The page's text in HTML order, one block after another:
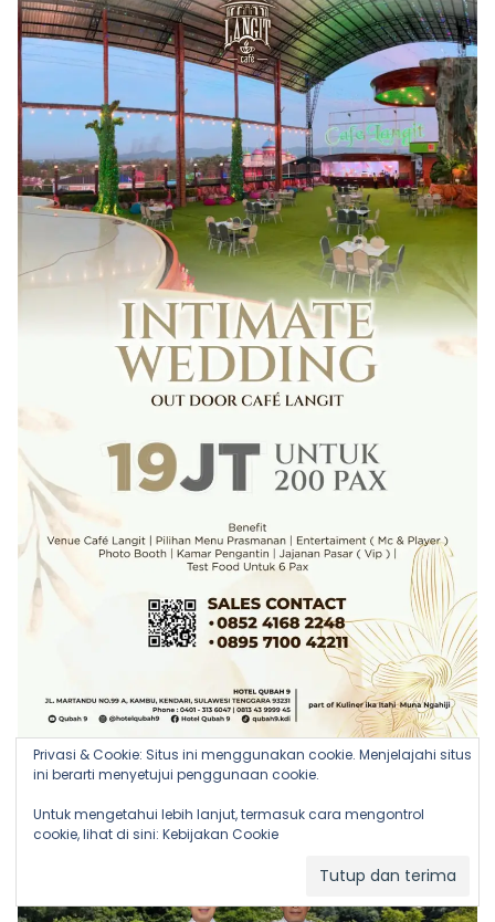
Privasi & Cookie: Situs ini menggunakan cookie. Menjelajahi situs
ini berarti menyetujui penggunaan cookie.
Untuk mengetahui lebih lanjut, termasuk cara mengontrol
cookie, lihat di sini: Kebijakan Cookie